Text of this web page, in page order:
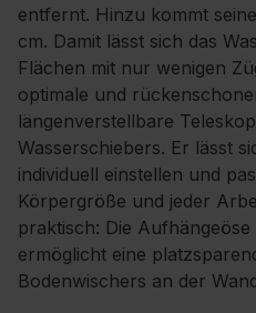
entfernt. Hinzu kommt
cm. Damit lässt sich das
Flächen mit nur wenigen
optimale und
längenverstellbare
Wasserschiebers. Er lässt
individuell einstellen und
Körpergröße und jeder
praktisch: Die Aufhängeöse
ermöglicht eine
Bodenwischers an der